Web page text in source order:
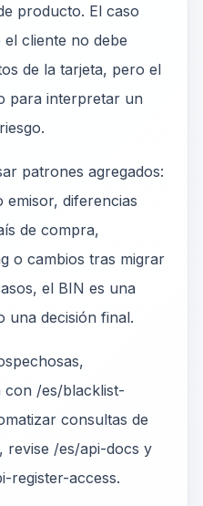
producto. El caso
cliente no debe
de la tarjeta, pero el
para interpretar un
patrones agregados:
emisor, diferencias
de compra,
o cambios tras migrar
el BIN es una
una decisión final.
con /es/blacklist-
consultas de
revise /es/api-docs y
register-access.